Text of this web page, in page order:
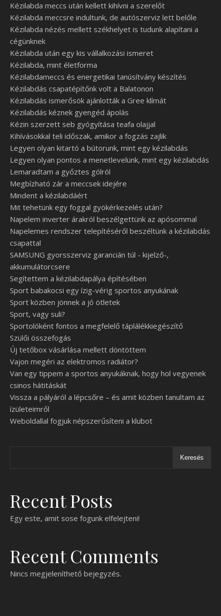
Kézilabda meccs után kellett kihívni a szerelőt
Kézilabda meccsre indultunk, de autószerviz lett belőle
Kézilabda nézés mellett székhelyet is tudunk alapítani a
cégünknek
Kézilabda után egy kis vállalkozási ismeret
Kézilabda, mint életforma
Kézilabdameccs és energetikai tanúsítvány készítés
Kézilabdás csapatépítőnk volt a Balatonon
Kézilabdás ismerősök ajánlották a Gree klímát
Kézilabdás kéznek gyengéd ápolás
Kézin szerzett seb gyógyítása teafa olajjal
Kihívásokkal teli időszak, amikor a fogzás zajlik
Legyen olyan kitartó a bútorunk, mint egy kézilabdás
Legyen olyan pontos a menetlevelünk, mint egy kézilabdás
Lemaradtam a győztes gólról
Megbízható zár a meccsek idejére
Mindent a kézilabdáért
Mit tehetünk egy foggal gyökérkezelés után?
Napelem inverter árakról beszélgettünk az apósommal
Napelemes rendszer telepítéséről beszéltünk a kézilabdás
csapattal
SAMSUNG gyorsszerviz garancián túl - kijelző-,
akkumulátorcsere
Segítettem a kézilabdapálya építésében
Sport babakocsi egy ízig-vérig sportos anyukának
Sport közben jönnek a jó ötletek
Sport, vagy suli?
Sportolóként fontos a megfelelő táplálékkiegészítő
Szülői összefogás
Új tetőbox vásárlása mellett döntöttem
Vajon megéri az elektromos radiátor?
Van egy tippem a sportos anyukáknak, hogy hol vegyenek
csinos hátitáskát
Vissza a pályáról a lépcsőre – és amit közben tanultam az
ízületeimről
Weboldallal fogjuk népszerűsíteni a klubot
Keresés
Recent Posts
Egy este, amit sose fogunk elfelejteni!
Recent Comments
Nincs megjeleníthető bejegyzés.